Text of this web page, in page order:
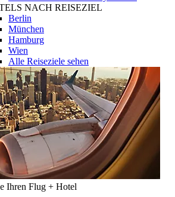
NACH REISEZIEL
Berlin
München
Hamburg
Wien
Alle Reiseziele sehen
Ihren Flug + Hotel